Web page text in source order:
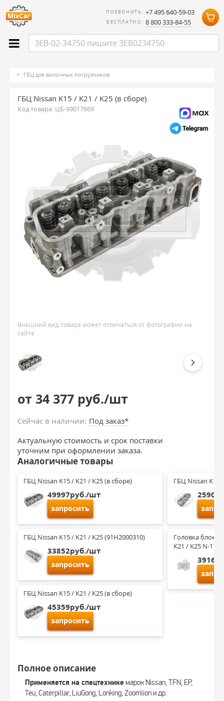
ПОЗВОНИТЬ: +7 495 640-59-03
БЕСПЛАТНО: 8 800 333-84-55
ГБЦ для вилочных погрузчиков
ГБЦ Nissan K15 / K21 / K25 (в сборе)
Код товара: ЦБ-99017669
Внешний вид товара может отличаться от фотографии на
сайте
от 34 377 руб./шт
Сейчас в наличии: Под заказ*
Актуальную стоимость и срок поставки
уточним при оформлении заказа.
Аналогичные товары
ГБЦ Nissan K15 / K21 / K25 (в сборе)
49997руб./шт
запросить
ГБЦ Nissan K15 / K21 / K25 (91H2000310)
33852руб./шт
запросить
ГБЦ Nissan K15 / K21 / K25 (в сборе)
45359руб./шт
запросить
ГБЦ Nissan K15
Головка блока
K21 / K25 N-
Полное описание
Применяется на спецтехнике марок Nissan, TFN, EP,
Teu, Caterpillar, LiuGong, Lonking, Zoomlion и др.